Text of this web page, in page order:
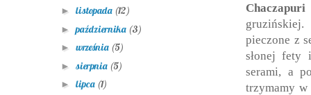
pieczone z
słonej fety
serami, a
trzymamy w
► listopada (12)
►października (3)
► września (5)
► sierpnia (5)
► lipca (1)